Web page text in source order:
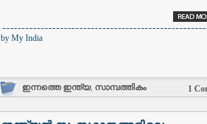
by My India
ഇന്നത്തെ ഇന്ത്യ, സാമ്പത്തികം 1